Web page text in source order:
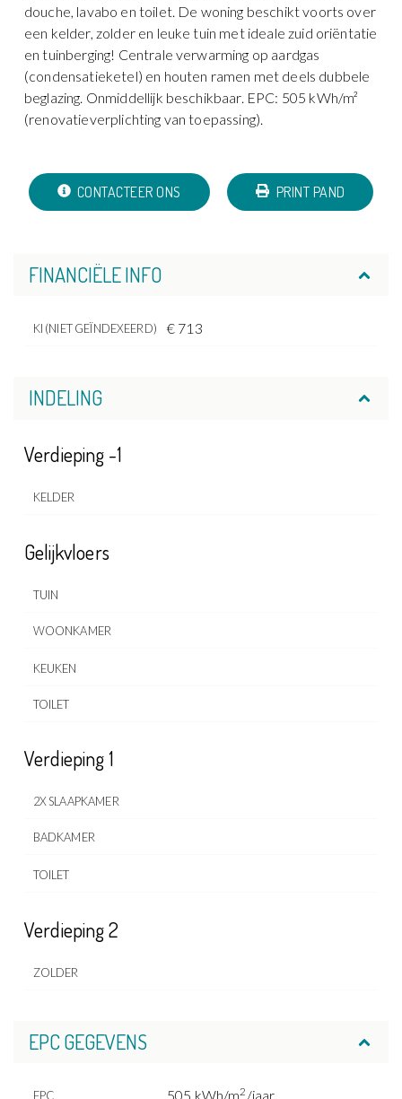
douche, lavabo en toilet. De woning beschikt voorts over
een kelder, zolder en leuke tuin met ideale zuid oriëntatie
en tuinberging! Centrale verwarming op aardgas
(condensatieketel) en houten ramen met deels dubbele
beglazing. Onmiddellijk beschikbaar. EPC: 505 kWh/m²
(renovatieverplichting van toepassing).
CONTACTEER ONS PRINT PAND
FINANCIËLE INFO
KI (NIET GEÏNDEXEERD) € 713
INDELING
Verdieping -1
KELDER
Gelijkvloers
TUIN
WOONKAMER
KEUKEN
TOILET
Verdieping 1
2X SLAAPKAMER
BADKAMER
TOILET
Verdieping 2
ZOLDER
EPC GEGEVENS
EPC 505 kWh/m2 /jaar